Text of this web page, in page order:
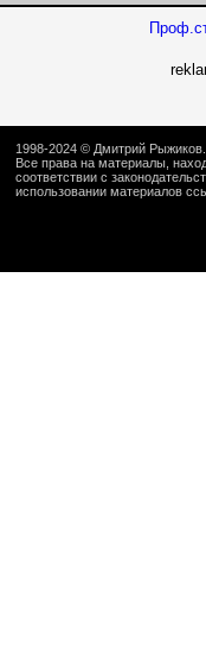
1998-2024 © Дмитрий Рыжиков
Все права на материалы,
соответствии с
использовании материалов